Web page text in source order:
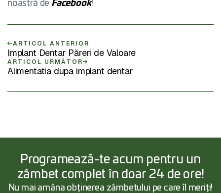
noastră de Facebook!
ARTICOL ANTERIOR
Implant Dentar Păreri de Valoare
ARTICOL URMĂTOR
Alimentatia dupa implant dentar
Programează-te acum pentru un
zâmbet complet în doar 24 de ore!
Nu mai amâna obținerea zâmbetului pe care îl meriți!